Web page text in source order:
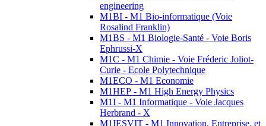
engineering
M1BI - M1 Bio-informatique (Voie
Rosalind Franklin)
M1BS - M1 Biologie-Santé - Voie Boris
Ephrussi-X
M1C - M1 Chimie - Voie Fréderic Joliot-
Curie - Ecole Polytechnique
M1ECO - M1 Economie
M1HEP - M1 High Energy Physics
M1I - M1 Informatique - Voie Jacques
Herbrand - X
M1IESVIT - M1 Innovation, Entreprise, et